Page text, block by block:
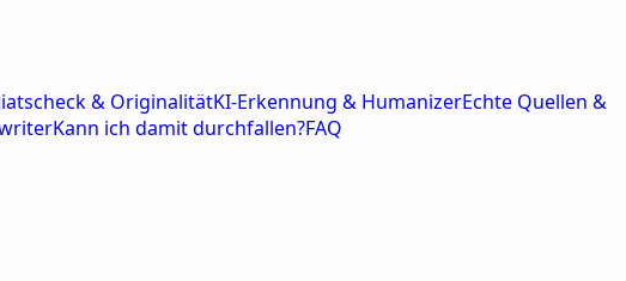
& OriginalitätKI-Erkennung & HumanizerEchte Quellen &
Kann ich damit durchfallen?FAQ